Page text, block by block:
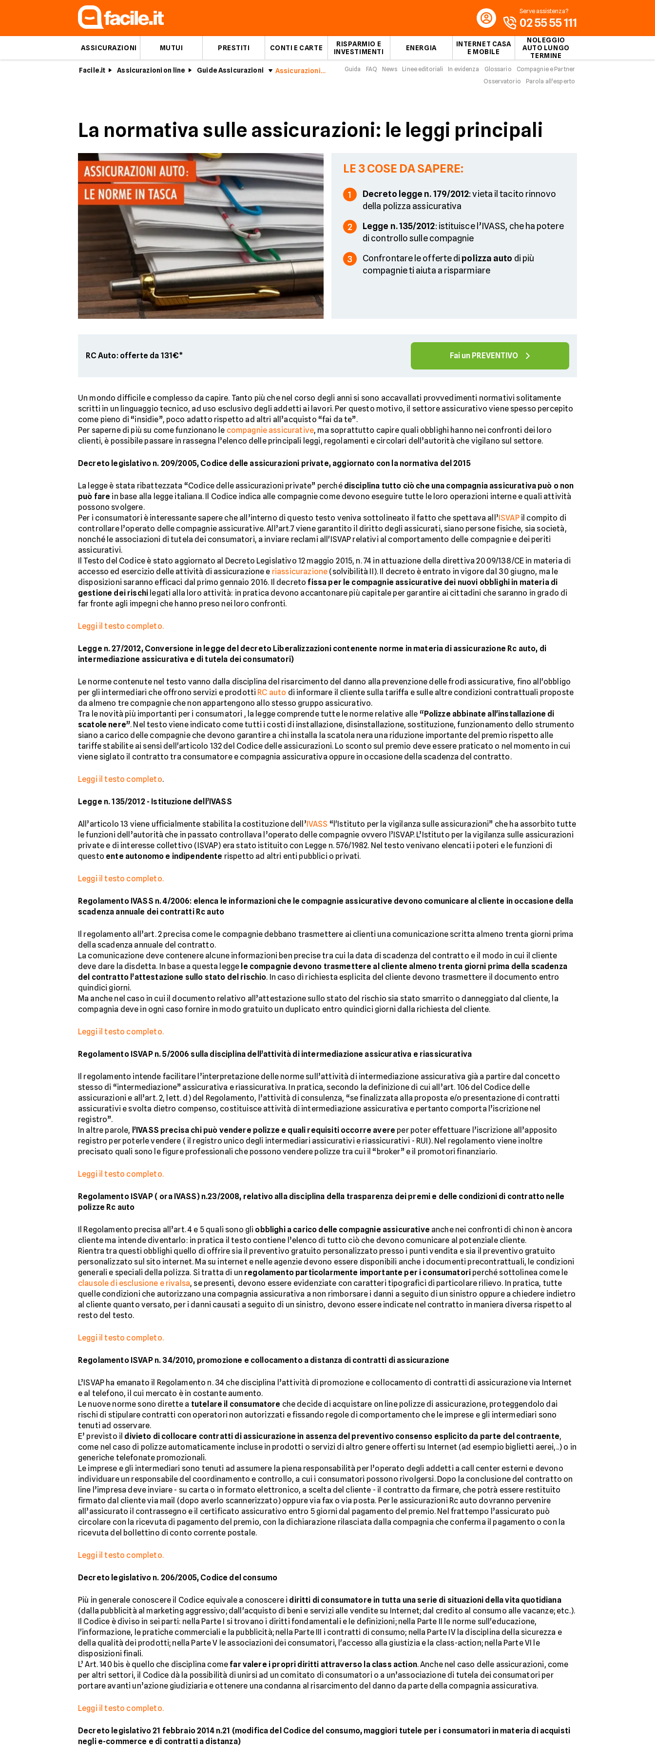
ASSICURAZIONI MUTUI PRESTITI CONTI E CARTE
RISPARMIO E
INVESTIMENTI
ENERGIA
INTERNET CASA
E MOBILE
NOLEGGIO
AUTO LUNGO
TERMINE
Serve assistenza?
02 55 55 111
Facile.it Assicurazioni on line Guide Assicurazioni Assicurazioni: tutte le norme in tasca Guida FAQ News Linee editoriali In evidenza Glossario
Compagnie e Partner
Osservatorio
Parola all'esperto
La normativa sulle assicurazioni: le leggi principali
LE 3 COSE DA SAPERE:
1 Decreto legge n. 179/2012: vieta il tacito rinnovo
della polizza assicurativa
2 Legge n. 135/2012: istituisce l’IVASS, che ha potere
di controllo sulle compagnie
3 Confrontare le offerte di polizza auto di più
compagnie ti aiuta a risparmiare
RC Auto: offerte da 131€* Fai un PREVENTIVO
Un mondo difficile e complesso da capire. Tanto più che nel corso degli anni si sono accavallati provvedimenti normativi solitamente
scritti in un linguaggio tecnico, ad uso esclusivo degli addetti ai lavori. Per questo motivo, il settore assicurativo viene spesso percepito
come pieno di “insidie”, poco adatto rispetto ad altri all’acquisto “fai da te”.
Per saperne di più su come funzionano le compagnie assicurative, ma soprattutto capire quali obblighi hanno nei confronti dei loro
clienti, è possibile passare in rassegna l’elenco delle principali leggi, regolamenti e circolari dell’autorità che vigilano sul settore.
Decreto legislativo n. 209/2005, Codice delle assicurazioni private, aggiornato con la normativa del 2015
La legge è stata ribattezzata “Codice delle assicurazioni private” perché disciplina tutto ciò che una compagnia assicurativa può o non
può fare in base alla legge italiana. Il Codice indica alle compagnie come devono eseguire tutte le loro operazioni interne e quali attività
possono svolgere.
Per i consumatori è interessante sapere che all’interno di questo testo veniva sottolineato il fatto che spettava all’ ISVAPil compito di
controllare l’operato delle compagnie assicurative. All’art.7 viene garantito il diritto degli assicurati, siano persone fisiche, sia società,
nonché le associazioni di tutela dei consumatori, a inviare reclami all'ISVAP relativi al comportamento delle compagnie e dei periti
assicurativi.
Il Testo del Codice è stato aggiornato al Decreto Legislativo 12 maggio 2015, n. 74 in attuazione della direttiva 2009/138/CE in materia di
accesso ed esercizio delle attività di assicurazione e riassicurazione (solvibilità II). Il decreto è entrato in vigore dal 30 giugno, ma le
disposizioni saranno efficaci dal primo gennaio 2016. Il decretofissa per le compagnie assicurative dei nuovi obblighi in materia di
gestione dei rischi legati alla loro attività: in pratica devono accantonare più capitale per garantire ai cittadini che saranno in grado di
far fronte agli impegni che hanno preso nei loro confronti.
Leggi il testo completo.
Legge n. 27/2012, Conversione in legge del decreto Liberalizzazioni contenente norme in materia di assicurazione Rc auto, di
intermediazione assicurativa e di tutela dei consumatori)
Le norme contenute nel testo vanno dalla disciplina del risarcimento del danno alla prevenzione delle frodi assicurative, fino all'obbligo
per gli intermediari che offrono servizi e prodotti RC auto di informare il cliente sulla tariffa e sulle altre condizioni contrattuali proposte
da almeno tre compagnie che non appartengono allo stesso gruppo assicurativo.
Tra le novità più importanti per i consumatori , la legge comprende tutte le norme relative alle “Polizze abbinate all'installazione di
scatole nere”. Nel testo viene indicato come tutti i costi di installazione, disinstallazione, sostituzione, funzionamento dello strumento
siano a carico delle compagnie che devono garantire a chi installa la scatola nera una riduzione importante del premio rispetto alle
tariffe stabilite ai sensi dell'articolo 132 del Codice delle assicurazioni. Lo sconto sul premio deve essere praticato o nel momento in cui
viene siglato il contratto tra consumatore e compagnia assicurativa oppure in occasione della scadenza del contratto.
Leggi il testo completo.
Legge n. 135/2012 - Istituzione dell’IVASS
All’articolo 13 viene ufficialmente stabilita la costituzione dell’ IVASS “l'Istituto per la vigilanza sulle assicurazioni” che ha assorbito tutte
le funzioni dell’autorità che in passato controllava l’operato delle compagnie ovvero l’ISVAP. L’Istituto per la vigilanza sulle assicurazioni
private e di interesse collettivo (ISVAP) era stato istituito con Legge n. 576/1982. Nel testo venivano elencati i poteri e le funzioni di
questo ente autonomo e indipendente rispetto ad altri enti pubblici o privati.
Leggi il testo completo.
Regolamento IVASS n. 4/2006: elenca le informazioni che le compagnie assicurative devono comunicare al cliente in occasione della
scadenza annuale dei contratti Rc auto
Il regolamento all’art. 2 precisa come le compagnie debbano trasmettere ai clienti una comunicazione scritta almeno trenta giorni prima
della scadenza annuale del contratto.
La comunicazione deve contenere alcune informazioni ben precise tra cui la data di scadenza del contratto e il modo in cui il cliente
deve dare la disdetta. In base a questa legge le compagnie devono trasmettere al cliente almeno trenta giorni prima della scadenza
del contratto l’attestazione sullo stato del rischio. In caso di richiesta esplicita del cliente devono trasmettere il documento entro
quindici giorni.
Ma anche nel caso in cui il documento relativo all’attestazione sullo stato del rischio sia stato smarrito o danneggiato dal cliente, la
compagnia deve in ogni caso fornire in modo gratuito un duplicato entro quindici giorni dalla richiesta del cliente.
Leggi il testo completo.
Regolamento ISVAP n. 5/2006 sulla disciplina dell’attività di intermediazione assicurativa e riassicurativa
Il regolamento intende facilitare l’interpretazione delle norme sull’attività di intermediazione assicurativa già a partire dal concetto
stesso di “intermediazione” assicurativa e riassicurativa. In pratica, secondo la definizione di cui all’art. 106 del Codice delle
assicurazioni e all’art. 2, lett. d) del Regolamento, l’attività di consulenza, “se finalizzata alla proposta e/o presentazione di contratti
assicurativi e svolta dietro compenso, costituisce attività di intermediazione assicurativa e pertanto comporta l’iscrizione nel
registro”.
In altre parole, l’IVASS precisa chi può vendere polizze e quali requisiti occorre avere per poter effettuare l’iscrizione all’apposito
registro per poterle vendere ( il registro unico degli intermediari assicurativi e riassicurativi - RUI). Nel regolamento viene inoltre
precisato quali sono le figure professionali che possono vendere polizze tra cui il “broker” e il promotori finanziario.
Leggi il testo completo.
Regolamento ISVAP ( ora IVASS) n.23/2008, relativo alla disciplina della trasparenza dei premi e delle condizioni di contratto nelle
polizze Rc auto
Il Regolamento precisa all’art. 4 e 5 quali sono gli obblighi a carico delle compagnie assicurative anche nei confronti di chi non è ancora
cliente ma intende diventarlo: in pratica il testo contiene l’elenco di tutto ciò che devono comunicare al potenziale cliente.
Rientra tra questi obblighi quello di offrire sia il preventivo gratuito personalizzato presso i punti vendita e sia il preventivo gratuito
personalizzato sul sito internet. Ma su internet e nelle agenzie devono essere disponibili anche i documenti precontrattuali, le condizioni
generali e speciali della polizza. Si tratta di un regolamento particolarmente importante per i consumatori perché sottolinea come le
clausole di esclusione e rivalsa, se presenti, devono essere evidenziate con caratteri tipografici di particolare rilievo. In pratica, tutte
quelle condizioni che autorizzano una compagnia assicurativa a non rimborsare i danni a seguito di un sinistro oppure a chiedere indietro
al cliente quanto versato, per i danni causati a seguito di un sinistro, devono essere indicate nel contratto in maniera diversa rispetto al
resto del testo.
Leggi il testo completo.
Regolamento ISVAP n. 34/2010, promozione e collocamento a distanza di contratti di assicurazione
L’ISVAP ha emanato il Regolamento n. 34 che disciplina l’attività di promozione e collocamento di contratti di assicurazione via Internet
e al telefono, il cui mercato è in costante aumento.
Le nuove norme sono dirette a tutelare il consumatore che decide di acquistare on line polizze di assicurazione, proteggendolo dai
rischi di stipulare contratti con operatori non autorizzati e fissando regole di comportamento che le imprese e gli intermediari sono
tenuti ad osservare.
E’ previsto il divieto di collocare contratti di assicurazione in assenza del preventivo consenso esplicito da parte del contraente,
come nel caso di polizze automaticamente incluse in prodotti o servizi di altro genere offerti su Internet (ad esempio biglietti aerei,..) o in
generiche telefonate promozionali.
Le imprese e gli intermediari sono tenuti ad assumere la piena responsabilità per l’operato degli addetti a call center esterni e devono
individuare un responsabile del coordinamento e controllo, a cui i consumatori possono rivolgersi. Dopo la conclusione del contratto on
line l’impresa deve inviare - su carta o in formato elettronico, a scelta del cliente - il contratto da firmare, che potrà essere restituito
firmato dal cliente via mail (dopo averlo scannerizzato) oppure via fax o via posta. Per le assicurazioni Rc auto dovranno pervenire
all’assicurato il contrassegno e il certificato assicurativo entro 5 giorni dal pagamento del premio. Nel frattempo l’assicurato può
circolare con la ricevuta di pagamento del premio, con la dichiarazione rilasciata dalla compagnia che conferma il pagamento o con la
ricevuta del bollettino di conto corrente postale.
Leggi il testo completo.
Decreto legislativo n. 206/2005, Codice del consumo
Più in generale conoscere il Codice equivale a conoscere i diritti di consumatore in tutta una serie di situazioni della vita quotidiana
(dalla pubblicità al marketing aggressivo; dall'acquisto di beni e servizi alle vendite su Internet; dal credito al consumo alle vacanze; etc.).
Il Codice è diviso in sei parti: nella Parte I si trovano i diritti fondamentali e le definizioni; nella Parte II le norme sull'educazione,
l'informazione, le pratiche commerciali e la pubblicità; nella Parte III i contratti di consumo; nella Parte IV la disciplina della sicurezza e
della qualità dei prodotti; nella Parte V le associazioni dei consumatori, l'accesso alla giustizia e la class-action; nella Parte VI le
disposizioni finali.
L’ Art. 140 bis è quello che disciplina comefar valere i propri diritti attraverso la class action. Anche nel caso delle assicurazioni, come
per altri settori, il Codice dà la possibilità di unirsi ad un comitato di consumatori o a un’associazione di tutela dei consumatori per
portare avanti un’azione giudiziaria e ottenere una condanna al risarcimento del danno da parte della compagnia assicurativa.
Leggi il testo completo.
Decreto legislativo 21 febbraio 2014 n.21 (modifica del Codice del consumo, maggiori tutele per i consumatori in materia di acquisti
negli e-commerce e di contratti a distanza)